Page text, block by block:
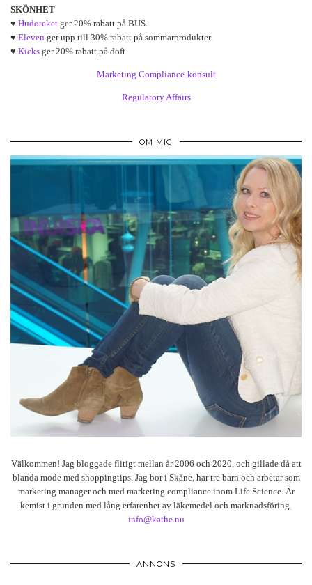
SKÖNHET
♥ Hudoteket ger 20% rabatt på BUS.
♥ Eleven ger upp till 30% rabatt på sommarprodukter.
♥ Kicks ger 20% rabatt på doft.
Marketing Compliance-konsult
Regulatory Affairs
OM MIG
Välkommen! Jag bloggade flitigt mellan år 2006 och 2020, och gillade då att
blanda mode med shoppingtips. Jag bor i Skåne, har tre barn och arbetar som
marketing manager och med marketing compliance inom Life Science. Är
kemist i grunden med lång erfarenhet av läkemedel och marknadsföring.
info@kathe.nu
ANNONS